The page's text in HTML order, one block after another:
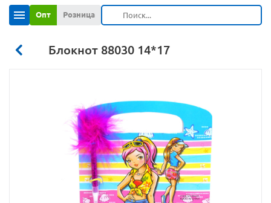
Опт Розница
Блокнот 88030 14*17